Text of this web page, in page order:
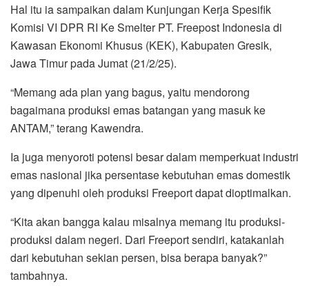
Hal itu ia sampaikan dalam Kunjungan Kerja Spesifik
Komisi VI DPR RI Ke Smelter PT. Freepost Indonesia di
Kawasan Ekonomi Khusus (KEK), Kabupaten Gresik,
Jawa Timur pada Jumat (21/2/25).
“Memang ada plan yang bagus, yaitu mendorong
bagaimana produksi emas batangan yang masuk ke
ANTAM,” terang Kawendra.
Ia juga menyoroti potensi besar dalam memperkuat industri
emas nasional jika persentase kebutuhan emas domestik
yang dipenuhi oleh produksi Freeport dapat dioptimalkan.
“Kita akan bangga kalau misalnya memang itu produksi-
produksi dalam negeri. Dari Freeport sendiri, katakanlah
dari kebutuhan sekian persen, bisa berapa banyak?”
tambahnya.